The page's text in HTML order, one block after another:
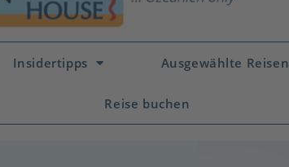
Insidertipps Ausgewählte Reisen
Reise buchen